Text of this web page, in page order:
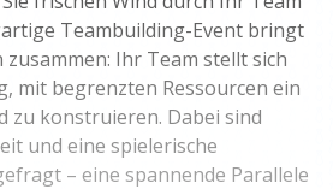
Teambuilding-Event bringt
Ihr Team stellt sich
mit begrenzten Ressourcen ein
zu konstruieren. Dabei sind
und eine spielerische
– eine spannende Parallele